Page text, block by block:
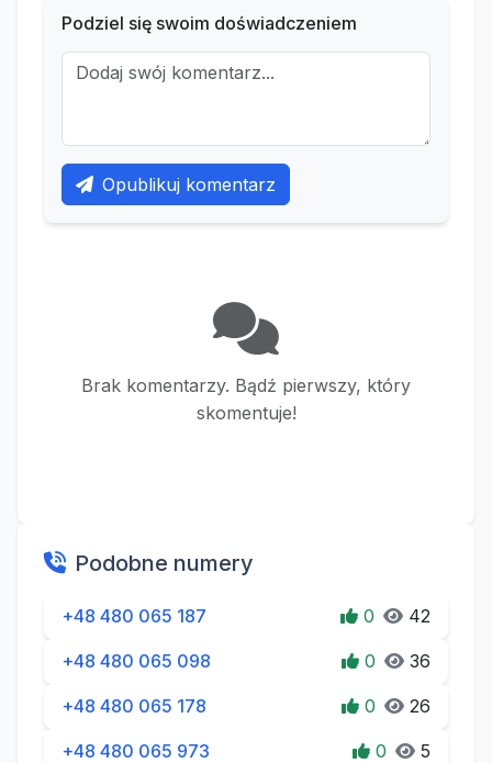
Podziel się swoim doświadczeniem
Opublikuj komentarz
Brak komentarzy. Bądź pierwszy, który
skomentuje!
Podobne numery
+48 480 065 187 0 42
+48 480 065 098 0 36
+48 480 065 178 0 26
+48 480 065 973 0 5